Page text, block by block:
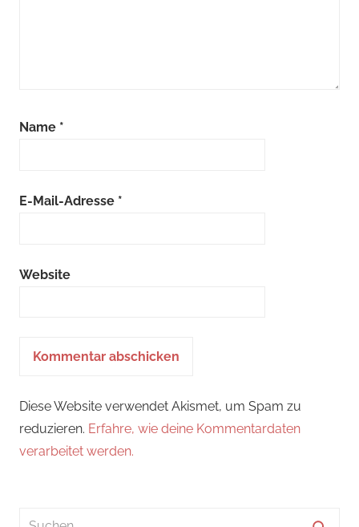
Name *
E-Mail-Adresse *
Website
Diese Website verwendet Akismet, um Spam zu
reduzieren. Erfahre, wie deine Kommentardaten
verarbeitet werden.
Suchen